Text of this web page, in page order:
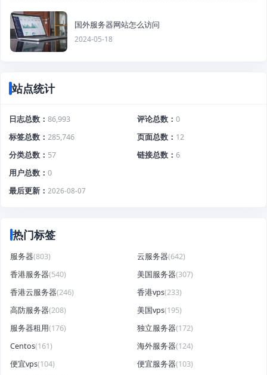
国外服务器网站怎么访问
2024-05-18
站点统计
日志总数 86,993 评论总数
0
标签总数
285,746 页面总数
12
分类总数
57 链接总数
6
用户总数
0
最后更新
2026-08-07
热门标签
服务器(803) 云服务器(642)
香港服务器(540) 美国服务器(307)
香港云服务器(246) 香港vps(233)
高防服务器(208) 美国vps(195)
服务器租用(176) 独立服务器(172)
Centos(161) 海外服务器(124)
便宜vps(104) 便宜服务器(103)